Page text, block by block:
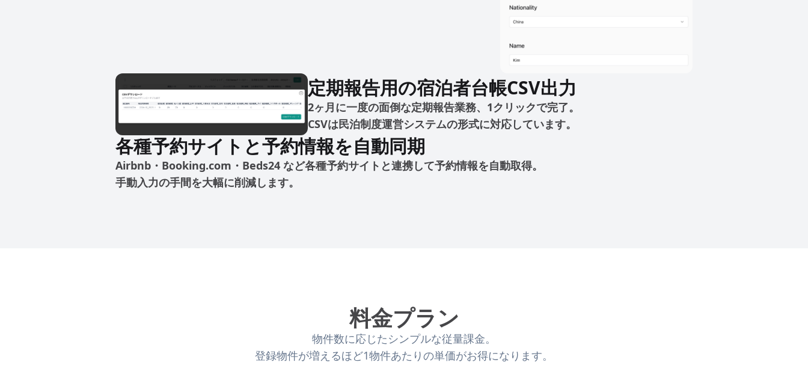
定期報告用の宿泊者台帳CSV出力
2ヶ月に一度の面倒な定期報告業務、1クリックで完了。
CSVは民泊制度運営システムの形式に対応しています。
各種予約サイトと予約情報を自動同期
Airbnb・Booking.com・Beds24 など各種予約サイトと連携して予約情報を自動取得。
手動入力の手間を大幅に削減します。
料金プラン
物件数に応じたシンプルな従量課金。
登録物件が増えるほど1物件あたりの単価がお得になります。